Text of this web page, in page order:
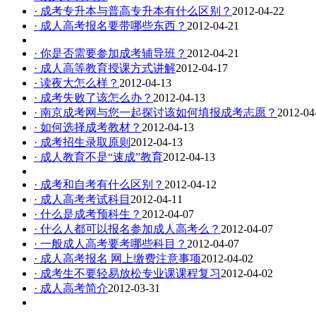
· 成考专升本与普高专升本有什么区别？ 2012-04-22
· 成人高考报名要带哪些东西？ 2012-04-21
· 你是否需要参加成考辅导班？ 2012-04-21
· 成人高等教育授课方式讲解2012-04-17
· 读夜大怎么样？ 2012-04-13
· 成考失败了该怎么办？ 2012-04-13
· 南京成考网与您一起探讨该如何填报成考志愿？ 2012-
· 如何选择成考教材？ 2012-04-13
· 成考招生录取原则 2012-04-13
· 成人教育不是“速成”教育2012-04-13
· 成考和自考有什么区别？ 2012-04-12
· 成人高考考试科目 2012-04-11
· 什么是成考预科生？ 2012-04-07
· 什么人都可以报名参加成人高考么？ 2012-04-07
· 一般成人高考要考哪些科目？ 2012-04-07
· 成人高考报名 网上缴费注意事项2012-04-02
· 成考生不要轻易放松专业课课程复习2012-04-02
· 成人高考简介2012-03-31